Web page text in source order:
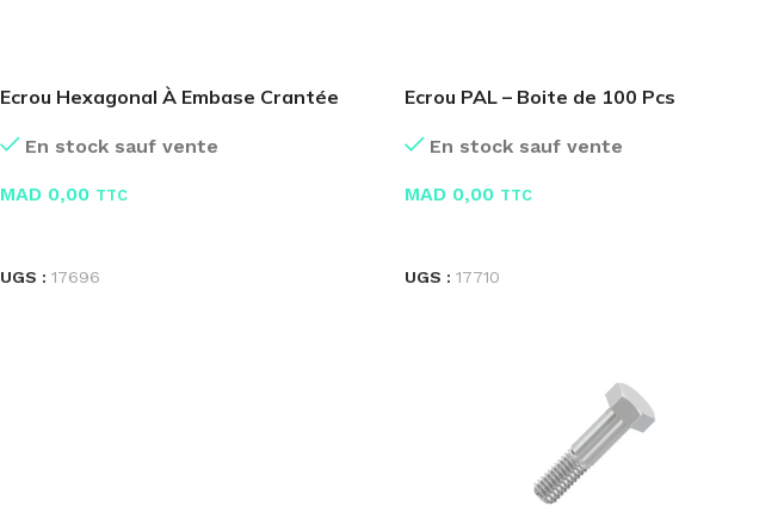
Ecrou Hexagonal À Embase Crantée
En stock sauf vente
MAD 0,00 TTC
UGS : 17696
Ecrou PAL – Boite de 100 Pcs
En stock sauf vente
MAD0,00 TTC
UGS : 17710